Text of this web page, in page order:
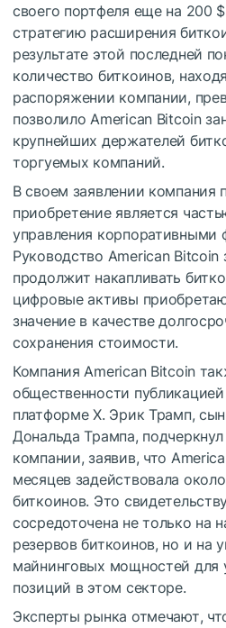
своего портфеля еще на 200
стратегию расширения
результате этой последней
количество биткоинов,
распоряжении компании,
позволило American Bitcoin
крупнейших держателей
торгуемых компаний.
В своем заявлении компания
приобретение является
управления корпоративными
Руководство American Bitcoin
продолжит накапливать
цифровые активы
значение в качестве
сохранения стоимости.
Компания American Bitcoin
общественности
платформе X. Эрик Трамп,
Дональда Трампа,
компании, заявив, что
месяцев задействовала
биткоинов. Это
сосредоточена не только на
резервов биткоинов, но и на
майнинговых мощностей для
позиций в этом секторе.
Эксперты рынка отмечают,